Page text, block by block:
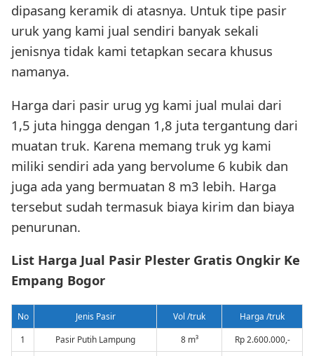
dipasang keramik di atasnya. Untuk tipe pasir
uruk yang kami jual sendiri banyak sekali
jenisnya tidak kami tetapkan secara khusus
namanya.
Harga dari pasir urug yg kami jual mulai dari
1,5 juta hingga dengan 1,8 juta tergantung dari
muatan truk. Karena memang truk yg kami
miliki sendiri ada yang bervolume 6 kubik dan
juga ada yang bermuatan 8 m3 lebih. Harga
tersebut sudah termasuk biaya kirim dan biaya
penurunan.
List Harga Jual Pasir Plester Gratis Ongkir Ke
Empang Bogor
No Jenis Pasir Vol /truk
Harga /truk
1
Pasir Putih Lampung 8 m³
Rp 2.600.000,-